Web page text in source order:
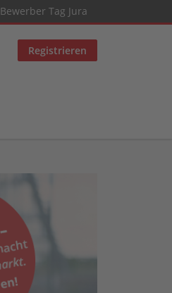
Bewerber Tag Jura
Registrieren